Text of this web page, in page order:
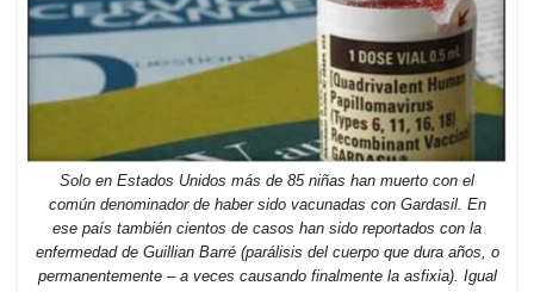
Solo en Estados Unidos más de 85 niñas han muerto con el
común denominador de haber sido vacunadas con Gardasil. En
ese país también cientos de casos han sido reportados con la
enfermedad de Guillian Barré (parálisis del cuerpo que dura años, o
permanentemente – a veces causando finalmente la asfixia). Igual